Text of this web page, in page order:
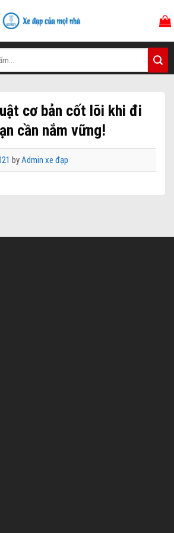
cơ bản cốt lõi khi đi
cần nắm vững!
byAdmin xe đạp